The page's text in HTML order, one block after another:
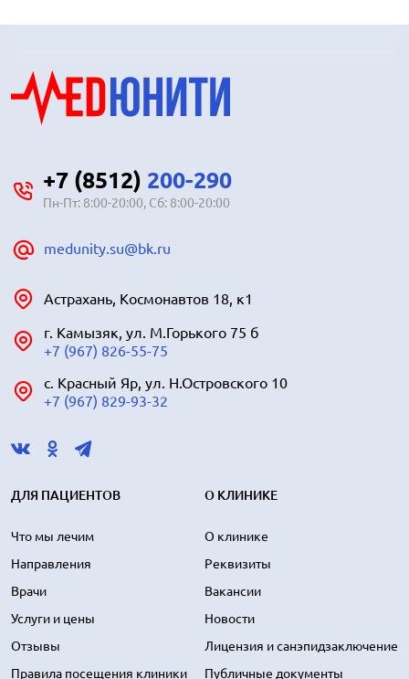
+7 (8512) 200-290
Пн-Пт: 8:00-20:00, Сб: 8:00-20:00
medunity.su@bk.ru
Астрахань, Космонавтов 18, к1
г. Камызяк, ул. М.Горького 75 б
+7 (967) 826-55-75
с. Красный Яр, ул. Н.Островского 10
+7 (967) 829-93-32
ДЛЯ ПАЦИЕНТОВ
Что мы лечим
Направления
Врачи
Услуги и цены
Отзывы
Правила посещения клиники
О КЛИНИКЕ
О клинике
Реквизиты
Вакансии
Новости
Лицензия и санэпидзаключение
Публичные документы